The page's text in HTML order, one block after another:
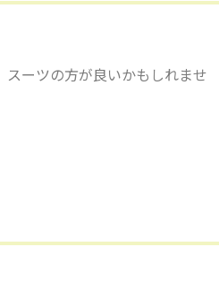
ーツの方が良いかもしれませ